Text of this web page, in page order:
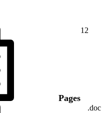
Pages
12
.doc